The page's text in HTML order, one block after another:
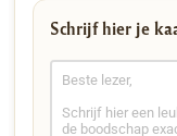
Schrijf hier je